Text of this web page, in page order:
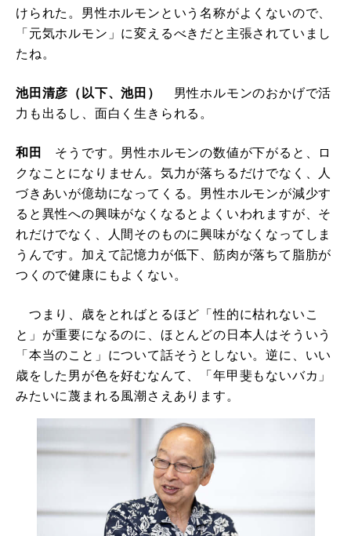
けられた。男性ホルモンという名称がよくないので、
「元気ホルモン」に変えるべきだと主張されていまし
たね。
池田清彦（以下、池田） 男性ホルモンのおかげで活
力も出るし、面白く生きられる。
和田 そうです。男性ホルモンの数値が下がると、ロ
クなことになりません。気力が落ちるだけでなく、人
づきあいが億劫になってくる。男性ホルモンが減少す
ると異性への興味がなくなるとよくいわれますが、そ
れだけでなく、人間そのものに興味がなくなってしま
うんです。加えて記憶力が低下、筋肉が落ちて脂肪が
つくので健康にもよくない。
つまり、歳をとればとるほど「性的に枯れないこ
と」が重要になるのに、ほとんどの日本人はそういう
「本当のこと」について話そうとしない。逆に、いい
歳をした男が色を好むなんて、「年甲斐もないバカ」
みたいに蔑まれる風潮さえあります。